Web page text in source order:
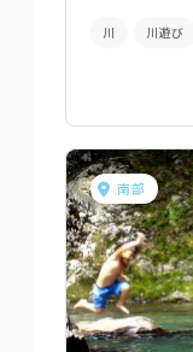
川 川遊び
南部